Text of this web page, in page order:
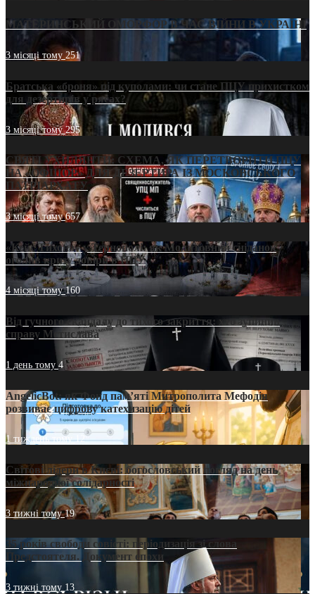
МАТЕРИНСЬКИЙ ОМОРФОР В ЧАС ВІЙНИ В УКРАЇНІ
3 місяці тому251
Братська «броня» під куполами: чи стане ПЦУ прихистком
для дезертирів у рясах?
3 місяці тому295
СВЯТІ УХИЛЯНТИ: СХЕМА, ЯК ПЕРЕТВОРИТИ ПЦУ
НА «ОФШОР» ДЛЯ ДЕЗЕРТИРА ІЗ МОСКОВСЬКОГО
ПАТРІАРХАТУ
3 місяці тому657
«Кейс Тихона» у Тернополі: як Молитовний сніданок
оголив кризу довіри в ПЦУ
4 місяці тому160
Від гучного скандалу до тихого закриття: хто зупинив
справу Мстислава
1 день тому4
AngelicBot: як Фонд пам’яті Митрополита Мефодія
розвиває цифрову катехизацію дітей
1 тиждень тому12
Світові лідери в Києві: богословський погляд на день
міжнародної солідарності
3 тижні тому19
35 років свободи совісті: періодизація зі слова
Предстоятеля. Документ епохи
3 тижні тому 13